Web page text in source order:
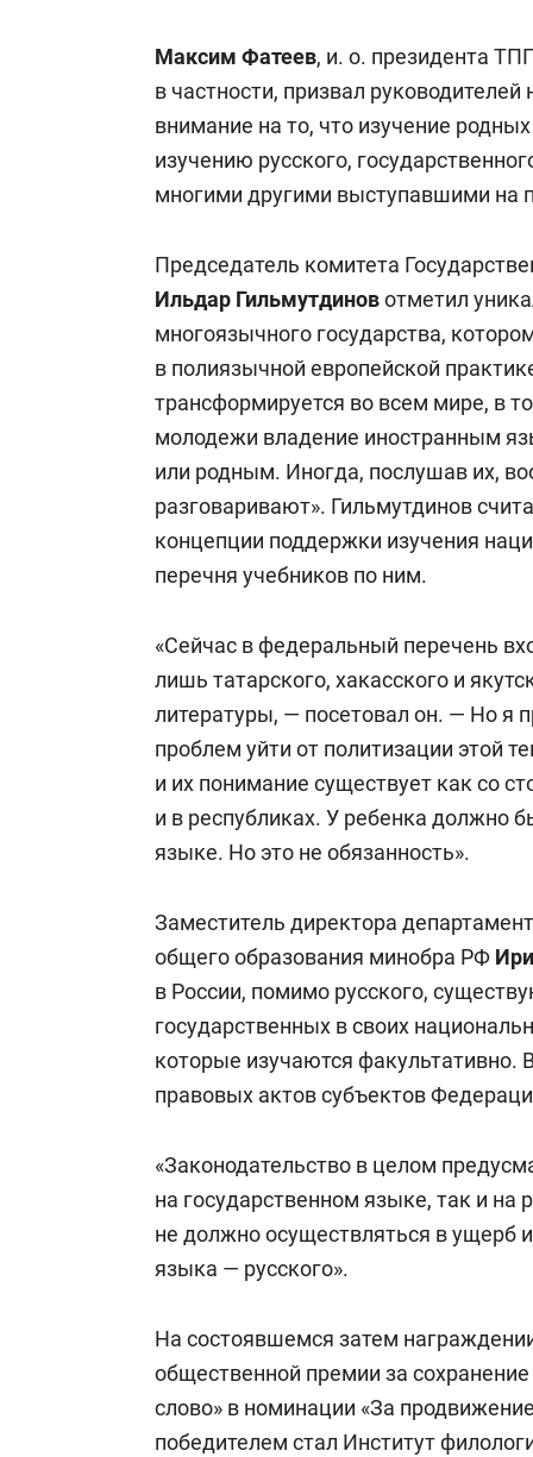
Максим Фатеев, и. о. президента
в частности, призвал
внимание на то, что изучение
изучению русского,
многими другими выступавшими на
Председатель комитета
Ильдар Гильмутдиновотметил
многоязычного государства,
в полиязычной европейской
трансформируется во всем мире, в
молодежи владение иностранным
или родным. Иногда, послушав их,
разговаривают». Гильмутдинов
концепции поддержки изучения
перечня учебников по ним.
«Сейчас в федеральный перечень
лишь татарского, хакасского и
литературы, — посетовал он. — Но я
проблем уйти от политизации этой
и их понимание существует как со
и в республиках. У ребенка должно
языке. Но это не обязанность».
Заместитель директора
общего образования минобра РФ
в России, помимо русского,
государственных в своих
которые изучаются факультативно.
правовых актов субъектов
«Законодательство в целом
на государственном языке, так и
не должно осуществляться в ущерб
языка — русского».
На состоявшемся затем
общественной премии за
слово» в номинации «За
победителем стал Институт